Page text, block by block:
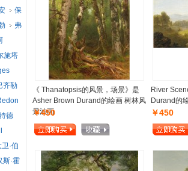
《 Thanatopsis的风景，场景》是
Asher Brown Durand的绘画 树林风
景油画
￥450
River
Durand的
￥450
保
弗
施塔
齐勒
德
卫·伯
斯·霍